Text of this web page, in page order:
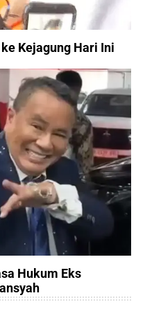
Kejagung Hari Ini
Hukum Eks